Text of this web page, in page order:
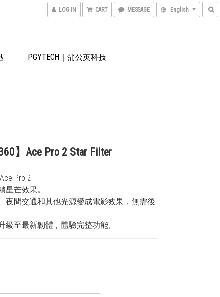
LOG IN CART MESSAGE English
PGYTECH｜蒲公英科技
】Ace Pro 2 Star Filter
Pro 2
星芒效果。
夜間交通和其他光源變成電影效果，無需後
級至最新韌體，體驗完整功能。